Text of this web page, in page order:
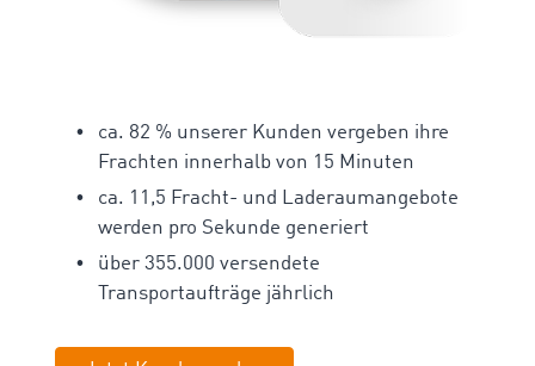
ca. 82 % unserer Kunden vergeben ihre
Frachten innerhalb von 15 Minuten
ca. 11,5 Fracht- und Laderaumangebote
werden pro Sekunde generiert
über 355.000 versendete
Transportaufträge jährlich